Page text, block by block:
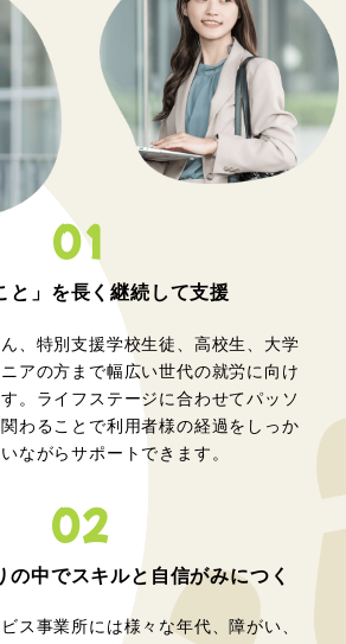
01
と」を長く継続して支援
、特別支援学校生徒、高校生、大学
アの方まで幅広い世代の就労に向け
。ライフステージに合わせてパッソ
わることで利用者様の経過をしっか
ながらサポートできます。
02
の中でスキルと自信がみにつく
ス事業所には様々な年代、障がい、